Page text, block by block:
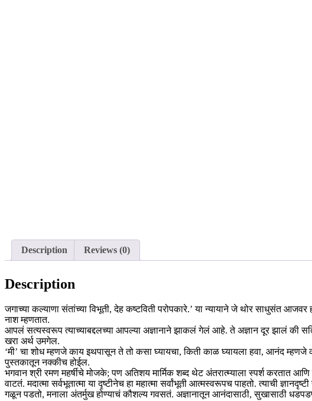
Description Reviews (0)
Description
जगाच्या कल्याणा संतांच्या विभूती, देह कष्टविती परोपकारे.’ या न्यायाने जे थोर साधुसंत आजवर
नाश म्हणतात.
आपलं सत्यस्वरूप त्याच्याबद्दलच्या आपल्या अज्ञानाने झाकलं गेलं आहे. ते अज्ञान दूर झालं की
खरा अर्थ उमगेल.
‘मी’ चा शोध म्हणजे काय इथपासून ते तो कसा घ्यायचा, किती काळ घ्यायला हवा, आनंद
पुस्तकातून नक्कीच होईल.
भगवान श्री रमण महर्षीचे मोजके; पण अतिशय मार्मिक शब्द थेट अंतरात्म्याला स्पर्श करतात
वाटतं. मदात्मा सर्वभूतात्मा या दृष्टीनेच हा महात्मा सर्वांभूती आत्मस्वरूपच पाहतो. त्याची
गळून पडतो, मनाला अंतर्मुख होण्याचं कौशल्य गवसतं. अज्ञानातून आनंदासाठी, सुखासाठी